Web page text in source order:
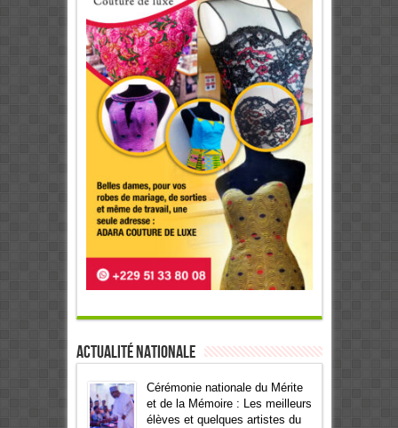
Actualité Nationale
Cérémonie nationale du Mérite
et de la Mémoire : Les meilleurs
élèves et quelques artistes du